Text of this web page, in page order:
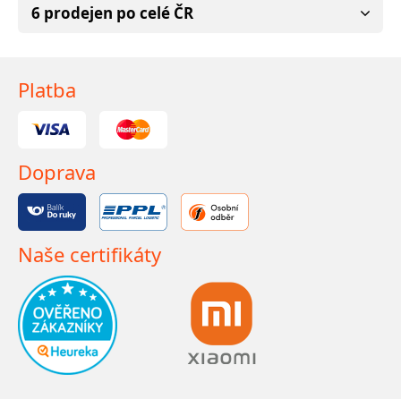
6 prodejen po celé ČR
Platba
Doprava
Naše certifikáty